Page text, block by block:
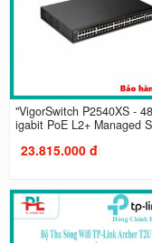
"VigorSwitch P2540XS -
igabit PoE L2+ Managed
23.815.000 đ